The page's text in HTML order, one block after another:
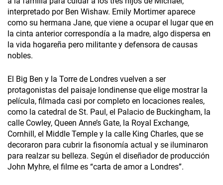
interpretado por Ben Wishaw. Emily Mortimer aparece
como su hermana Jane, que viene a ocupar el lugar que en
la cinta anterior correspondía a la madre, algo dispersa en
la vida hogareña pero militante y defensora de causas
nobles.
El Big Ben y la Torre de Londres vuelven a ser
protagonistas del paisaje londinense que elige mostrar la
película, filmada casi por completo en locaciones reales,
como la catedral de St. Paul, el Palacio de Buckingham, la
calle Cowley, Queen Anne’s Gate, la Royal Exchange,
Cornhill, el Middle Temple y la calle King Charles, que se
decoraron para cubrir la fisonomía actual y se iluminaron
para realzar su belleza. Según el diseñador de producción
John Myhre, el filme es “carta de amor a Londres”.